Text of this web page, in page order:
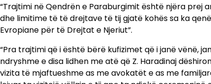
“Trajtimi në Qendrën e Paraburgimit është njëra prej
dhe limitime të të drejtave të tij gjatë kohës sa ka
Evropiane për të Drejtat e Njeriut”.
“Pra trajtimi që i është bërë kufizimet që i janë vënë,
ndryshme e disa lidhen me atë që Z. Haradinaj
vizita të mjaftueshme as me avokatët e as me